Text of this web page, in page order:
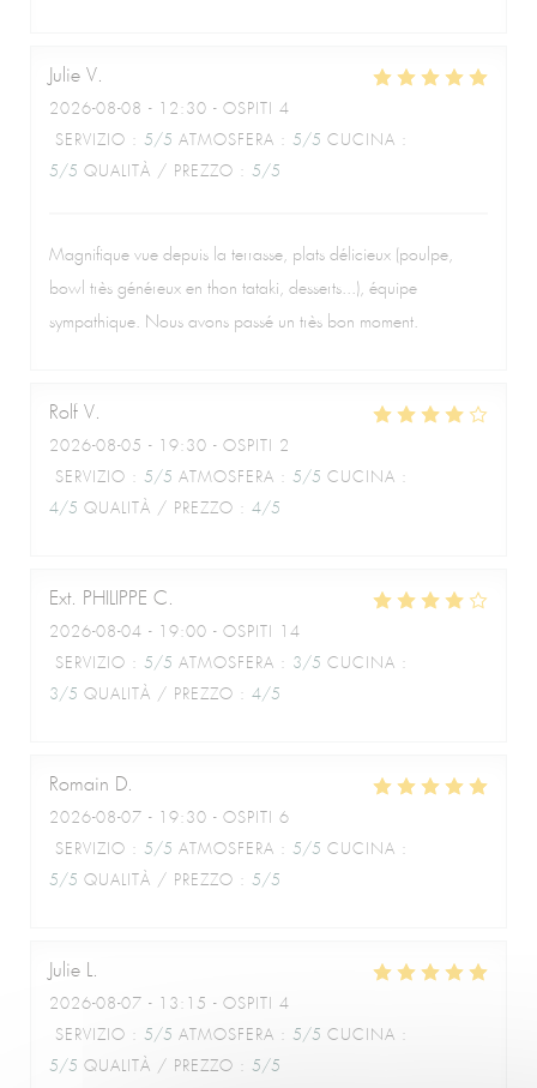
Julie V
2026-08-08 - 12:30 - OSPITI 4
SERVIZIO : 5/5 ATMOSFERA : 5/5 CUCINA :
5/5 QUALITÀ / PREZZO : 5/5
Magnifique vue depuis la terrasse, plats délicieux (poulpe,
bowl très généreux en thon tataki, desserts...), équipe
sympathique. Nous avons passé un très bon moment.
Rolf V
2026-08-05 - 19:30 - OSPITI 2
SERVIZIO : 5/5 ATMOSFERA : 5/5 CUCINA :
4/5 QUALITÀ / PREZZO : 4/5
Ext. PHILIPPE C
2026-08-04 - 19:00 - OSPITI 14
SERVIZIO : 5/5 ATMOSFERA : 3/5 CUCINA :
3/5 QUALITÀ / PREZZO : 4/5
Romain D
2026-08-07 - 19:30 - OSPITI 6
SERVIZIO : 5/5 ATMOSFERA : 5/5 CUCINA :
5/5 QUALITÀ / PREZZO : 5/5
Julie L
2026-08-07 - 13:15 - OSPITI 4
SERVIZIO : 5/5 ATMOSFERA : 5/5 CUCINA :
5/5 QUALITÀ / PREZZO : 5/5
Le Café de la Plage